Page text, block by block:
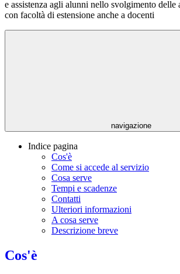
e assistenza agli alunni nello svolgimento delle
con facoltà di estensione anche a docenti
navigazione
Indice pagina
Cos'è
Come si accede al servizio
Cosa serve
Tempi e scadenze
Contatti
Ulteriori informazioni
A cosa serve
Descrizione breve
Cos'è